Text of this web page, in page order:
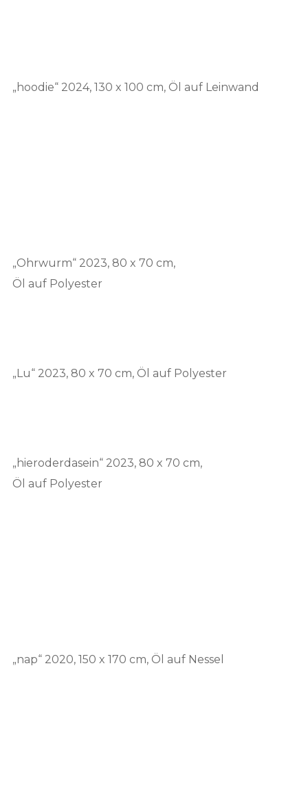
„hoodie“ 2024, 130 x 100 cm, Öl auf Leinwand
„Ohrwurm“ 2023, 80 x 70 cm,
Öl auf Polyester
„Lu“ 2023, 80 x 70 cm, Öl auf Polyester
„hieroderdasein“ 2023, 80 x 70 cm,
Öl auf Polyester
„nap“ 2020, 150 x 170 cm, Öl auf Nessel